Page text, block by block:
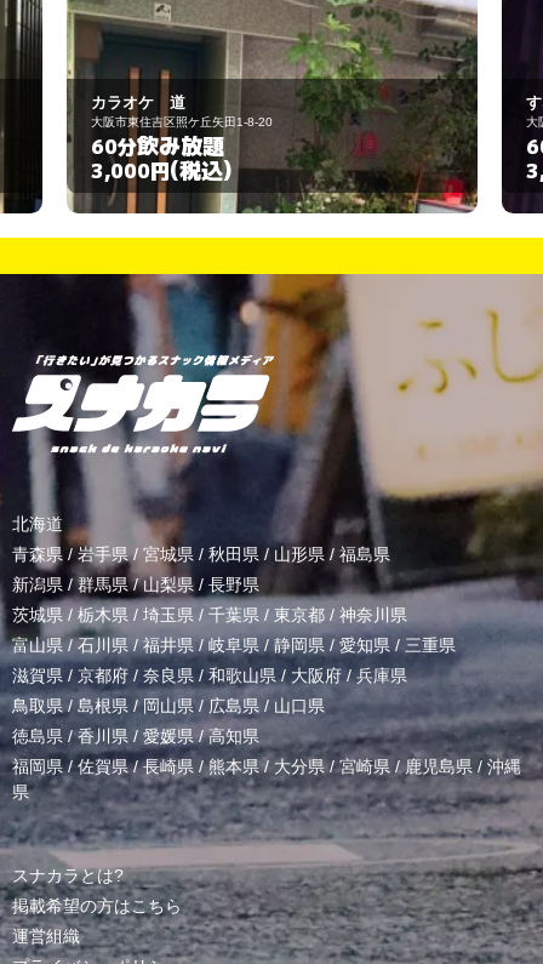
カラオケ 道
大阪市東住吉区照ケ丘矢田1-8-20
60分飲み放題
3,000円(税込)
大
北海道
青森県 / 岩手県/ 宮城県 / 秋田県 / 山形県/ 福島県
新潟県 /群馬県/山梨県 / 長野県
茨城県 / 栃木県 / 埼玉県 / 千葉県 / 東京都 / 神奈川県
富山県 /石川県/福井県/岐阜県 / 静岡県 / 愛知県 / 三重県
滋賀県 / 京都府 / 奈良県 / 和歌山県/ 大阪府 /兵庫県
鳥取県/ 島根県 /岡山県/ 広島県 / 山口県
徳島県 /香川県 / 愛媛県/高知県
福岡県/佐賀県/長崎県 /熊本県/ 大分県/宮崎県 /鹿児島県 / 沖縄
県
スナカラとは?
掲載希望の方はこちら
運営組織